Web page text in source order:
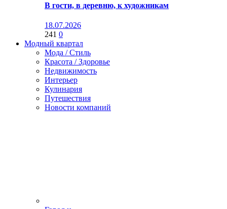
В гости, в деревню, к художникам
18.07.2026
241 0
Модный квартал
Мода / Стиль
Красота / Здоровье
Недвижимость
Интерьер
Кулинария
Путешествия
Новости компаний